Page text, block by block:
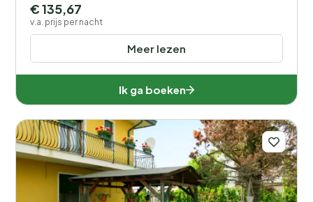
Meer lezen
€ 135,67
v.a. prijs per nacht
Ik ga boeken